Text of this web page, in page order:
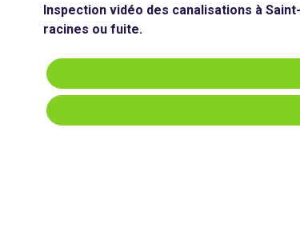
Inspection vidéo des canalisations à
racines ou fuite.